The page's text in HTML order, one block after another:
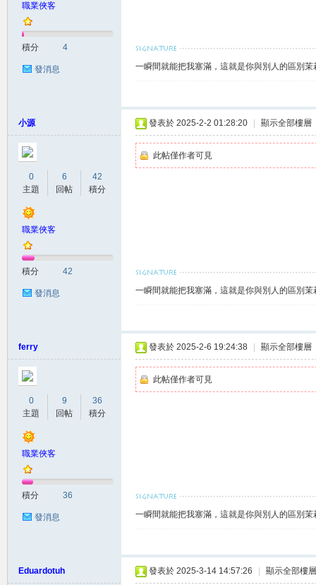
職業俠客
積分 4
發消息 一瞬間就能把我塞滿，這就是你與別人的區別茉
小源
0
主題
6
回帖
42
積分
職業俠客
積分 42
發消息
發表於 2025-2-2 01:28:20 顯示全部樓層
此帖僅作者可見
一瞬間就能把我塞滿，這就是你與別人的區別茉
ferry
0
主題
9
回帖
36
積分
職業俠客
積分 36
發消息
發表於 2025-2-6 19:24:38 顯示全部樓層
此帖僅作者可見
一瞬間就能把我塞滿，這就是你與別人的區別茉
Eduardotuh 發表於 2025-3-14 14:57:26 顯示全部樓層